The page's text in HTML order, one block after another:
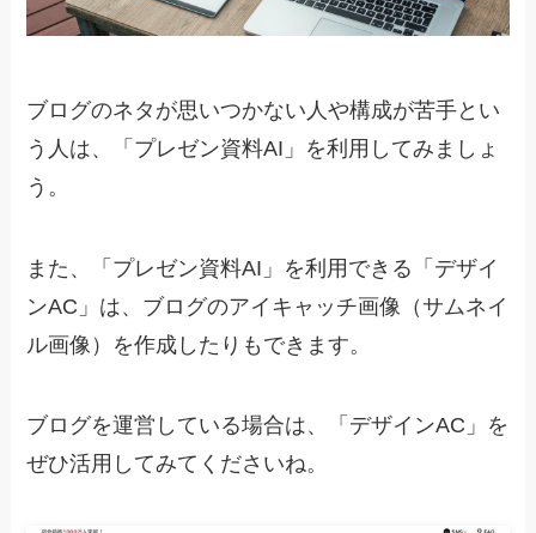
ブログのネタが思いつかない人や構成が苦手とい
う人は、「プレゼン資料AI」を利用してみましょ
う。
また、「プレゼン資料AI」を利用できる「デザイ
ンAC」は、ブログのアイキャッチ画像（サムネイ
ル画像）を作成したりもできます。
ブログを運営している場合は、「デザインAC」を
ぜひ活用してみてくださいね。